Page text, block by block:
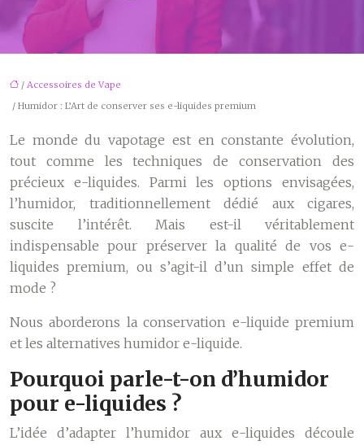
/ Accessoires de Vape
/ Humidor : L’Art de conserver ses e-liquides premium
Le monde du vapotage est en constante évolution,
tout comme les techniques de conservation des
précieux e-liquides. Parmi les options envisagées,
l’humidor, traditionnellement dédié aux cigares,
suscite l’intérêt. Mais est-il véritablement
indispensable pour préserver la qualité de vos e-
liquides premium, ou s’agit-il d’un simple effet de
mode ?
Nous aborderons la conservation e-liquide premium
et les alternatives humidor e-liquide.
Pourquoi parle-t-on d’humidor
pour e-liquides ?
L’idée d’adapter l’humidor aux e-liquides découle